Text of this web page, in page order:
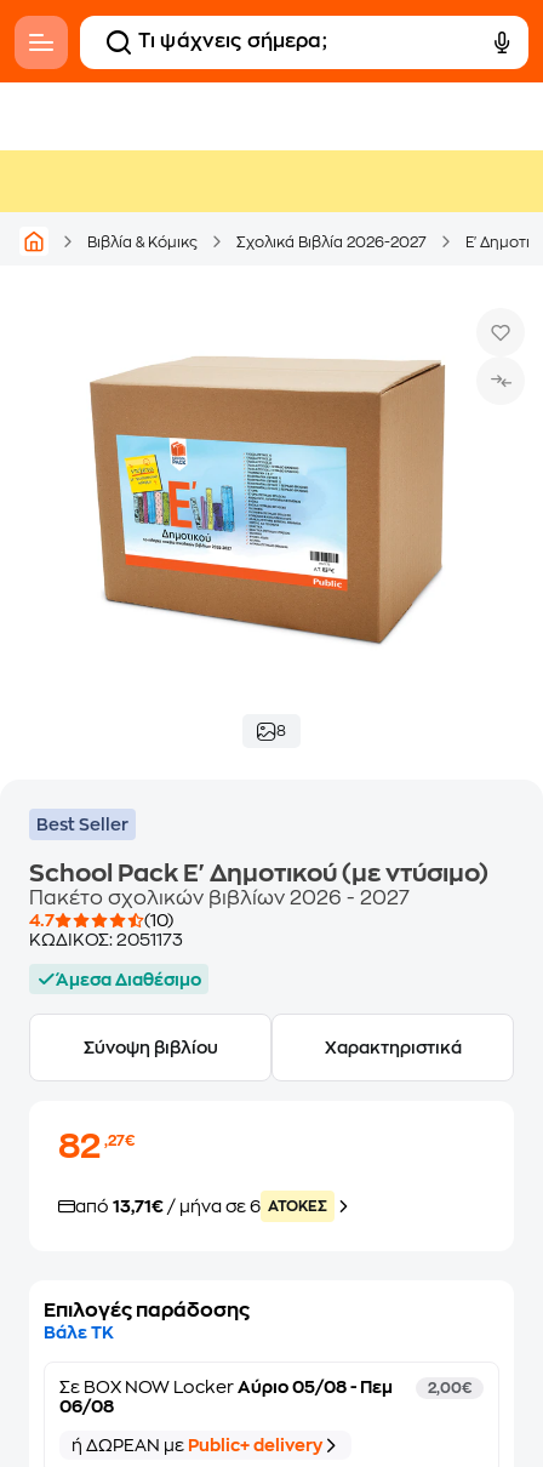
Βιβλία & Κόμικς Σχολικά Βιβλία 2026-2027 Ε'
8
Best Seller
School Pack Ε' Δημοτικού (με ντύσιμο)
Πακέτο σχολικών βιβλίων 2026 - 2027
4.7
(10)
ΚΩΔΙΚΟΣ: 2051173
Άμεσα Διαθέσιμο
Σύνοψη βιβλίου Χαρακτηριστικά
82,27€
από 13,71€ / μήνα σε 6 ATOKEΣ
Επιλογές παράδοσης
Βάλε ΤΚ
Σε BOX NOW Locker Αύριο 05/08 - Πεμ
06/08
2,00€
ή ΔΩΡΕΑΝ με Public+ delivery